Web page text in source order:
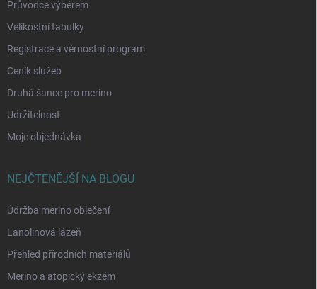
Průvodce výběrem
Velikostní tabulky
Registrace a věrnostní program
Ceník služeb
Druhá šance pro merino
Udržitelnost
Moje objednávka
NEJČTENĚJŠÍ NA BLOGU
Údržba merino oblečení
Lanolinová lázeň
Přehled přírodních materiálů
Merino a atopický ekzém